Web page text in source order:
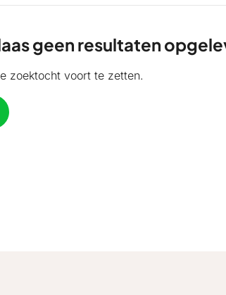
geen resultaten
zoektocht voort te zetten.